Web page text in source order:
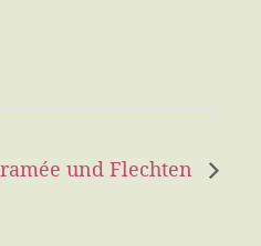
und Flechten